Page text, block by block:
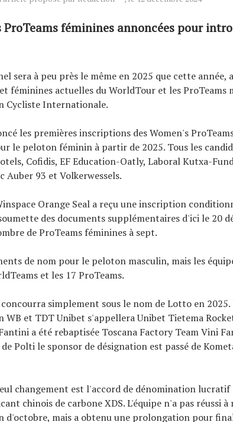
ProTeams féminines annoncées pour
sera à peu près le même en 2025 que cette année,
féminines actuelles du WorldTour et les ProTeams
Cycliste Internationale.
les premières inscriptions des Women's
le peloton féminin à partir de 2025. Tous les
Cofidis, EF Education-Oatly, Laboral Kutxa-
Auber 93 et Volkerwessels.
Orange Seal a reçu une inscription
des documents supplémentaires d'ici le 20
de ProTeams féminines à sept.
de nom pour le peloton masculin, mais les
et les 17 ProTeams.
simplement sous le nom de Lotto en 2025.
WB et TDT Unibet s'appellera Unibet Tietema
a été rebaptisée Toscana Factory Team Vini
Polti le sponsor de désignation est passé de
changement est l'accord de dénomination
chinois de carbone XDS. L'équipe n'a pas réussi
mais a obtenu une prolongation pour